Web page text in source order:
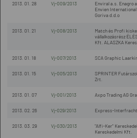
2013. 01. 28 Vj-009/2013
Enviral a.s. Enagro
Envien
Goriva d.d.o
2013. 01. 21 Vj-008/2013
Match és Profi
vállalkozásrész
Kft. ALASZKA
2013. 01. 18 Vj-007/2013 SCA Graphic
2013. 01. 15 Vj-005/2013
SPRINTER
Zrt.
2013. 01. 07 Vj-001/2013 Axpo Trading AG
2013. 02. 26 Vj-029/2013 Express-Interfracht
2013. 03. 29 Vj-030/2013
"Alfi-Ker"
Kereskedelmi Kft.